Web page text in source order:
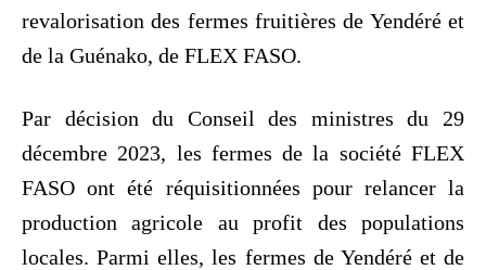
revalorisation des fermes fruitières de Yendéré et
de la Guénako, de FLEX FASO.
Par décision du Conseil des ministres du 29
décembre 2023, les fermes de la société FLEX
FASO ont été réquisitionnées pour relancer la
production agricole au profit des populations
locales. Parmi elles, les fermes de Yendéré et de